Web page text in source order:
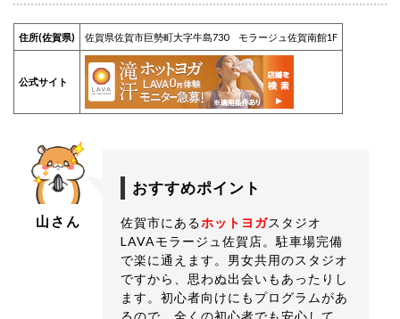
住所(佐賀県) 佐賀県佐賀市巨勢町大字牛島730 モラージュ佐賀南館1F
公式サイト
山さん
おすすめポイント
佐賀市にあるホットヨガスタジオ
LAVAモラージュ佐賀店。駐車場完備
で楽に通えます。男女共用のスタジオ
ですから、思わぬ出会いもあったりし
ます。初心者向けにもプログラムがあ